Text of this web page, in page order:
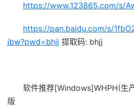
https://www.123865.com/s/
https://pan.baidu.com/s/
jbw?pwd=bhjj 提取码: bhjj
软件推荐[Windows]WHPH(生
版